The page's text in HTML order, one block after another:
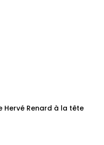
Hervé Renard à la tête